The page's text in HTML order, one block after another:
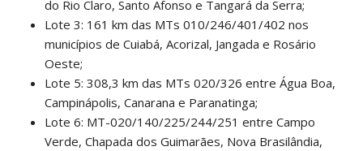
do Rio Claro, Santo Afonso e Tangará da Serra;
Lote 3: 161 km das MTs 010/246/401/402 nos
municípios de Cuiabá, Acorizal, Jangada e Rosário
Oeste;
Lote 5: 308,3 km das MTs 020/326 entre Água Boa,
Campinápolis, Canarana e Paranatinga;
Lote 6: MT-020/140/225/244/251 entre Campo
Verde, Chapada dos Guimarães, Nova Brasilândia,